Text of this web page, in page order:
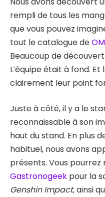
rempli de tous les
que vous pouvez
tout le catalogue de
Beaucoup de
L’équipe était à fond.
clairement leur point
Juste à côté, il y a le
reconnaissable à son
haut du stand. En plus
habituel, nous avons
présents. Vous
Gastronogeek pour la
Genshin Impact, ainsi